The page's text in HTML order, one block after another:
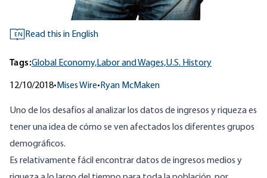
EN Read this in English
Tags:Global Economy,Labor and Wages,U.S. History
12/10/2018• Mises Wire• Ryan McMaken
Uno de los desafíos al analizar los datos de ingresos y riqueza es
tener una idea de cómo se ven afectados los diferentes grupos
demográficos.
Es relativamente fácil encontrar datos de ingresos medios y